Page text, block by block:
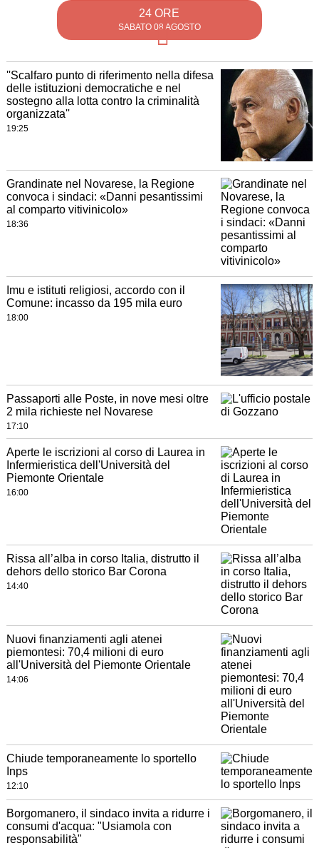
24 ORE
SABATO 08 AGOSTO
''Scalfaro punto di riferimento nella difesa
delle istituzioni democratiche e nel
sostegno alla lotta contro la criminalità
organizzata''
19:25
Grandinate nel Novarese, la Regione
convoca i sindaci: «Danni pesantissimi
al comparto vitivinicolo»
18:36
Imu e istituti religiosi, accordo con il
Comune: incasso da 195 mila euro
18:00
Passaporti alle Poste, in nove mesi oltre
2 mila richieste nel Novarese
17:10
Aperte le iscrizioni al corso di Laurea in
Infermieristica dell'Università del
Piemonte Orientale
16:00
Rissa all’alba in corso Italia, distrutto il
dehors dello storico Bar Corona
14:40
Nuovi finanziamenti agli atenei
piemontesi: 70,4 milioni di euro
all'Università del Piemonte Orientale
14:06
Chiude temporaneamente lo sportello
Inps
12:10
Borgomanero, il sindaco invita a ridurre i
consumi d'acqua: "Usiamola con
responsabilità"